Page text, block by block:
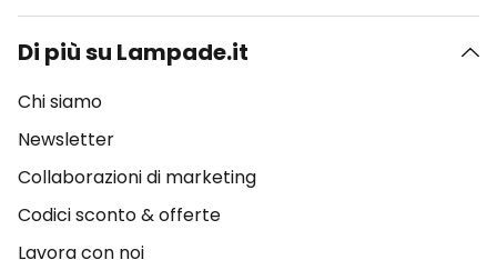
Di più su Lampade.it
Chi siamo
Newsletter
Collaborazioni di marketing
Codici sconto & offerte
Lavora con noi